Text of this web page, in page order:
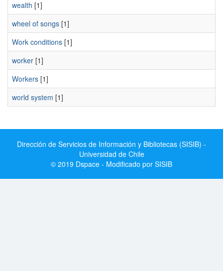
wealth [1]
wheel of songs [1]
Work conditions [1]
worker [1]
Workers [1]
world system [1]
Dirección de Servicios de Información y Bibliotecas (SISIB) -
Universidad de Chile
© 2019 Dspace - Modificado por SISIB